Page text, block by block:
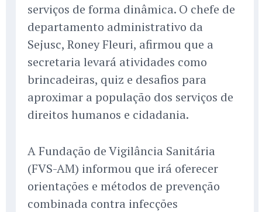
serviços de forma dinâmica. O chefe de
departamento administrativo da
Sejusc, Roney Fleuri, afirmou que a
secretaria levará atividades como
brincadeiras, quiz e desafios para
aproximar a população dos serviços de
direitos humanos e cidadania.
A Fundação de Vigilância Sanitária
(FVS-AM) informou que irá oferecer
orientações e métodos de prevenção
combinada contra infecções